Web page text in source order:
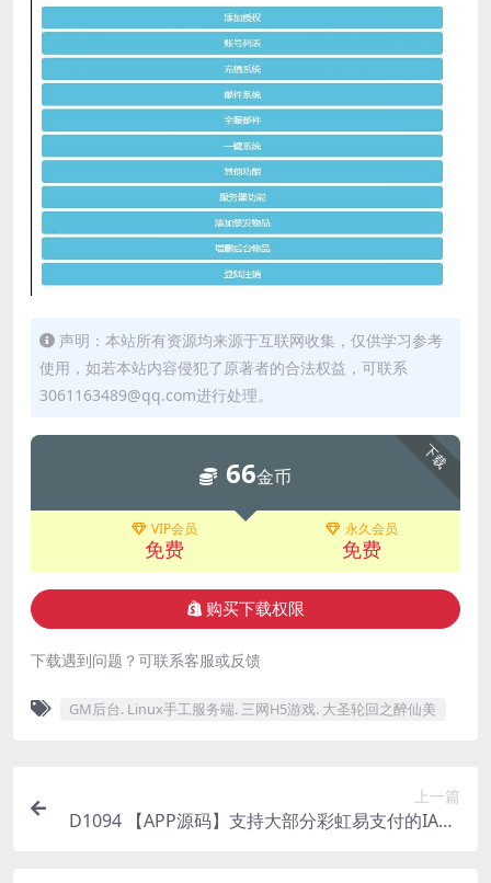
声明：本站所有资源均来源于互联网收集，仅供学习参考
使用，如若本站内容侵犯了原著者的合法权益，可联系
3061163489@qq.com进行处理。
下载
66金币
VIP会员
免费
永久会员
免费
购买下载权限
下载遇到问题？可联系客服或反馈
GM后台. Linux手工服务端. 三网H5游戏. 大圣轮回之醉仙美
上一篇
D1094 【APP源码】支持大部分彩虹易支付的IAPP